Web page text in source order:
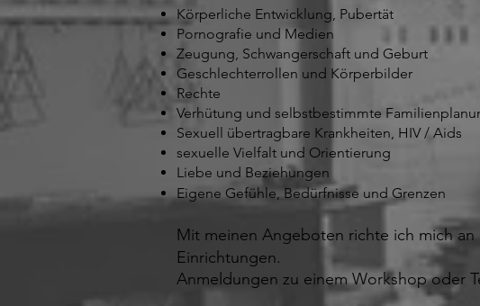
Körperliche Entwicklung, Pubertät
Pornografie und Medien
Zeugung, Schwangerschaft und Geburt
Geschlechterrollen und Körperbilder
Rechte
Verhütung und selbstbestimmte
Sexuell übertragbare Krankheiten, HIV / Aids
sexuelle Vielfalt und Orientierung
Liebe und Beziehungen
Eigene Gefühle, Bedürfnisse und Grenzen
​Mit meinen Angeboten richte ich mich
Einrichtungen.
Anmeldungen zu einem Workshop oder